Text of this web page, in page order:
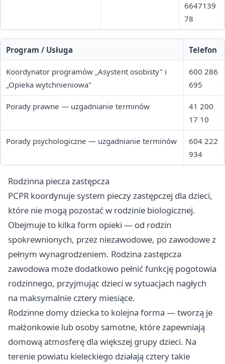
6647139
78
Program / Usługa Telefon
Koordynator programów „Asystent osobisty" i
„Opieka wytchnieniowa"
600 286
695
Porady prawne — uzgadnianie terminów
41 200
17 10
Porady psychologiczne — uzgadnianie terminów
604 222
934
Rodzinna piecza zastępcza
PCPR koordynuje system pieczy zastępczej dla dzieci,
które nie mogą pozostać w rodzinie biologicznej.
Obejmuje to kilka form opieki — od rodzin
spokrewnionych, przez niezawodowe, po zawodowe z
pełnym wynagrodzeniem. Rodzina zastępcza
zawodowa może dodatkowo pełnić funkcję pogotowia
rodzinnego, przyjmując dzieci w sytuacjach nagłych
na maksymalnie cztery miesiące.
Rodzinne domy dziecka to kolejna forma — tworzą je
małżonkowie lub osoby samotne, które zapewniają
domową atmosferę dla większej grupy dzieci. Na
terenie powiatu kieleckiego działają cztery takie